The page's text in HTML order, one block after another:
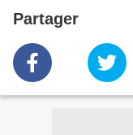
Partager